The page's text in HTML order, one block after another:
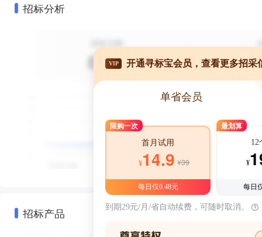
招标分析
招标产品
VIP 开通寻标宝会员，查看更多招采
单省会员
限购一次
首月试用
¥14.9 ¥39
每日仅0.48元
最划算
12
¥
每日
到期29元/月/省自动续费，可随时取消。